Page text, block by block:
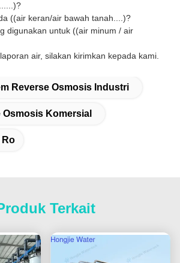
((air keran/air bawah tanah....)?
digunakan untuk ((air minum / air
air, silakan kirimkan kepada kami.
Reverse Osmosis Industri
Komersial
Ro
Terkait